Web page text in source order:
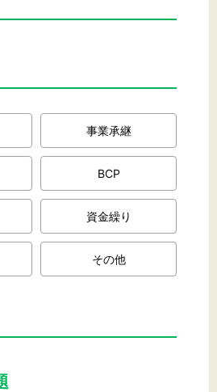
標準 拡大
背景色
黒 白 黄
事業承継
BCP
資金繰り
その他